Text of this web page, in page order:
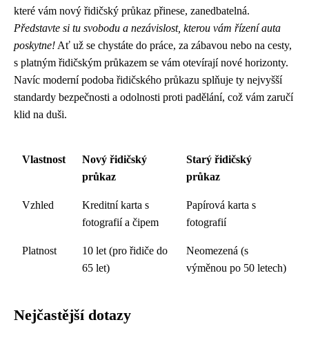
které vám nový řidičský průkaz přinese, zanedbatelná.
Představte si tu svobodu a nezávislost, kterou vám řízení auta
poskytne! Ať už se chystáte do práce, za zábavou nebo na cesty,
s platným řidičským průkazem se vám otevírají nové horizonty.
Navíc moderní podoba řidičského průkazu splňuje ty nejvyšší
standardy bezpečnosti a odolnosti proti padělání, což vám zaručí
klid na duši.
Vlastnost
Nový řidičský
průkaz
Starý řidičský
průkaz
Vzhled
Kreditní karta s
fotografií a čipem
Papírová karta s
fotografií
Platnost
10 let (pro řidiče do
65 let)
Neomezená (s
výměnou po 50 letech)
Nejčastější dotazy